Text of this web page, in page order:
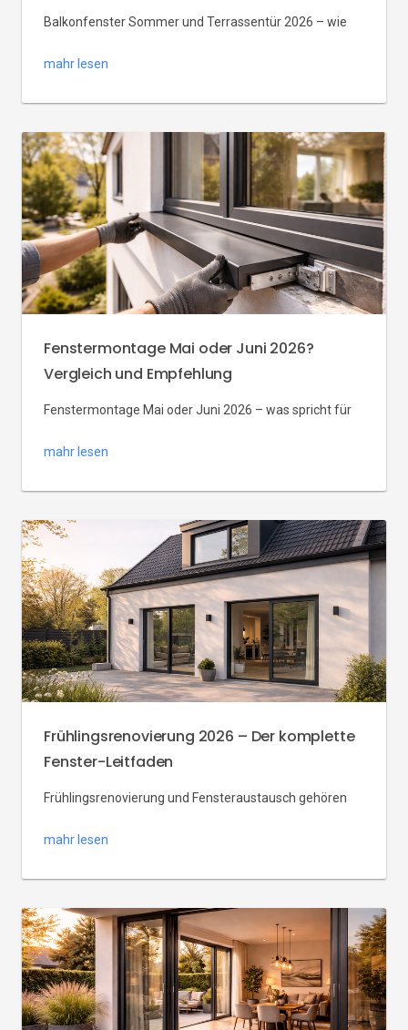
Balkonfenster Sommer und Terrassentür 2026 – wie
wählen für die warme Jahreszeit? Balkon- und
Lüftung und Beschattung. In diesem kompletten
Leitfaden erfahren Sie, worauf Sie bei Balkonfenster
Sommer und Terrassentür 2026 achten sollten, welche
HS-Systeme […]
mahr lesen
Fenstermontage Mai oder Juni 2026?
Vergleich und Empfehlung
Fenstermontage Mai oder Juni 2026 – was spricht für
Viele Bauherren fragen sich: wann Fenster montieren
Fenstermontage Mai und Fenstermontage Juni (Wetter,
Verfügbarkeit, Lieferzeiten) und geben eine klare
Empfehlung – damit Sie Fenster […]
mahr lesen
Frühlingsrenovierung 2026 – Der komplette
Fenster-Leitfaden
Frühlingsrenovierung und Fensteraustausch gehören
die Heizsaison endet, und die Montagezeiten sind oft
Planung, Systemauswahl, Montagezeitraum und
Preisvergleich in einem Durchgang zu organisieren.
Fenster renovieren mit Systemen wie IGLO Energy oder
IGLO 5 von Drutex […]
mahr lesen